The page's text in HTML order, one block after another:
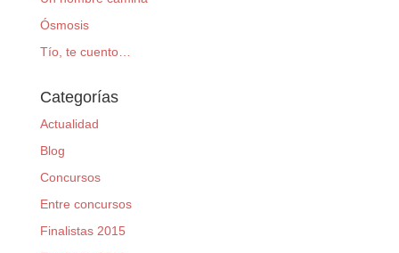
Ósmosis
Tío, te cuento…
Categorías
Actualidad
Blog
Concursos
Entre concursos
Finalistas 2015